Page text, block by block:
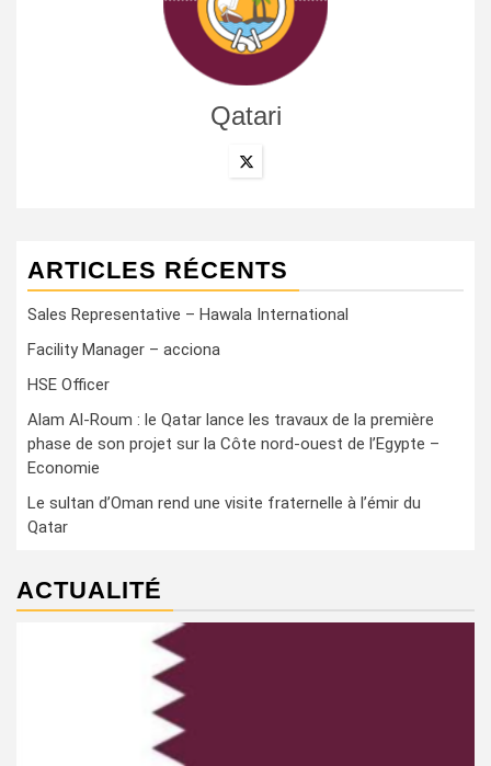
Qatari
ARTICLES RÉCENTS
Sales Representative – Hawala International
Facility Manager – acciona
HSE Officer
Alam Al-Roum : le Qatar lance les travaux de la première
phase de son projet sur la Côte nord-ouest de l’Egypte –
Economie
Le sultan d’Oman rend une visite fraternelle à l’émir du
Qatar
ACTUALITÉ